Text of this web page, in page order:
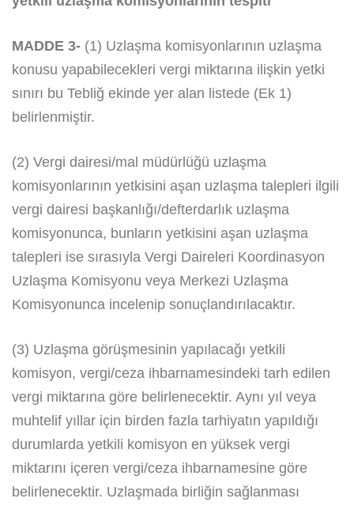
MADDE 3- (1) Uzlaşma komisyonlarının uzlaşma
konusu yapabilecekleri vergi miktarına ilişkin yetki
sınırı bu Tebliğ ekinde yer alan listede (Ek 1)
belirlenmiştir.
(2) Vergi dairesi/mal müdürlüğü uzlaşma
komisyonlarının yetkisini aşan uzlaşma talepleri ilgili
vergi dairesi başkanlığı/defterdarlık uzlaşma
komisyonunca, bunların yetkisini aşan uzlaşma
talepleri ise sırasıyla Vergi Daireleri Koordinasyon
Uzlaşma Komisyonu veya Merkezi Uzlaşma
Komisyonunca incelenip sonuçlandırılacaktır.
(3) Uzlaşma görüşmesinin yapılacağı yetkili
komisyon, vergi/ceza ihbarnamesindeki tarh edilen
vergi miktarına göre belirlenecektir. Aynı yıl veya
muhtelif yıllar için birden fazla tarhiyatın yapıldığı
durumlarda yetkili komisyon en yüksek vergi
miktarını içeren vergi/ceza ihbarnamesine göre
belirlenecektir. Uzlaşmada birliğin sağlanması